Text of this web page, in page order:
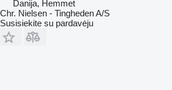
Danija, Hemmet
Chr. Nielsen - Tingheden A/S
Susisiekite su pardavėju